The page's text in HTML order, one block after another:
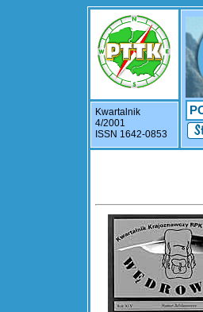
Kwartalnik
4/2001
ISSN 1642-0853